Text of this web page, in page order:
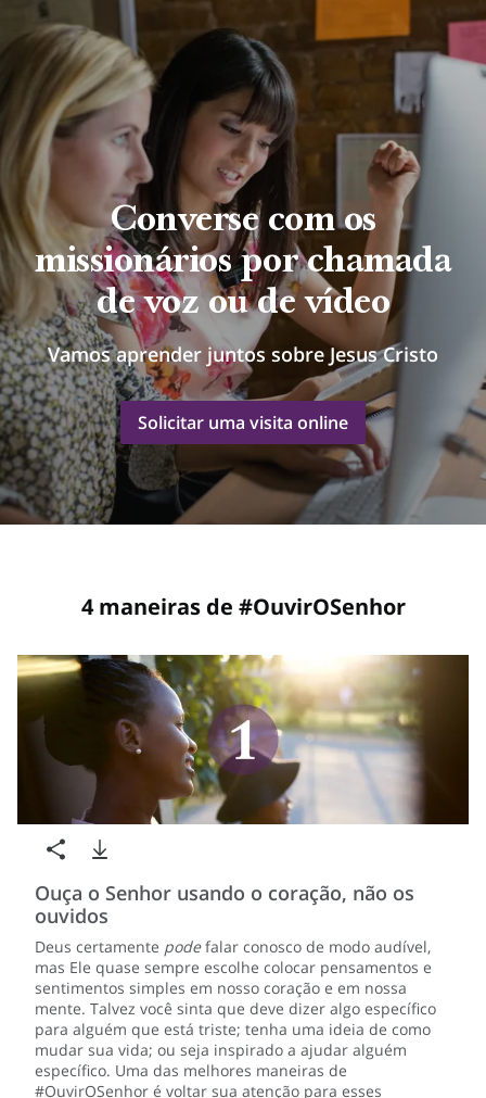
Converse com os
missionários por chamada
de voz ou de vídeo
Vamos aprender juntos sobre Jesus Cristo
Solicitar uma visita online
4 maneiras de #OuvirOSenhor
Ouça o Senhor usando o coração, não os
ouvidos
Deus certamente podefalar conosco de modo audível,
mas Ele quase sempre escolhe colocar pensamentos e
sentimentos simples em nosso coração e em nossa
mente. Talvez você sinta que deve dizer algo específico
para alguém que está triste; tenha uma ideia de como
mudar sua vida; ou seja inspirado a ajudar alguém
específico. Uma das melhores maneiras de
#OuvirOSenhor é voltar sua atenção para esses